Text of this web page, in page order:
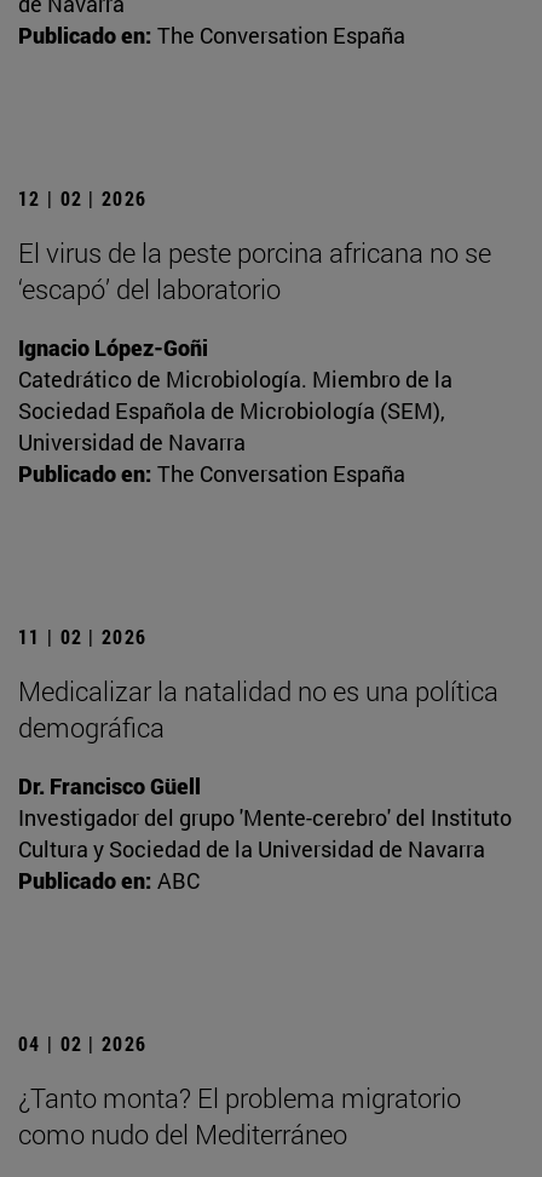
Publicado en: The Conversation España
12 | 02 | 2026
El virus de la peste porcina africana no se
‘escapó’ del laboratorio
Ignacio López-Goñi
Catedrático de Microbiología. Miembro de la
Sociedad Española de Microbiología (SEM),
Universidad de Navarra
Publicado en: The Conversation España
11 | 02 | 2026
Medicalizar la natalidad no es una política
demográfica
Dr. Francisco Güell
Investigador del grupo 'Mente-cerebro' del Instituto
Cultura y Sociedad de la Universidad de Navarra
Publicado en: ABC
04 | 02 | 2026
¿Tanto monta? El problema migratorio
como nudo del Mediterráneo